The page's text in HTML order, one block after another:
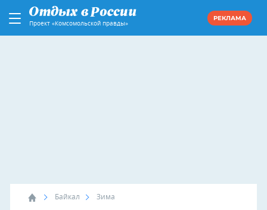
Проект «Комсомольской правды»
РЕКЛАМА
Байкал Зима